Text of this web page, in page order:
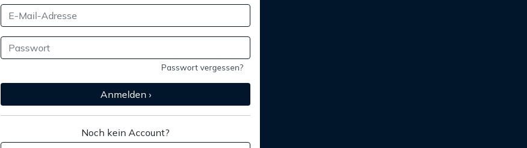
Passwort vergessen?
Anmelden ›
Noch kein Account?